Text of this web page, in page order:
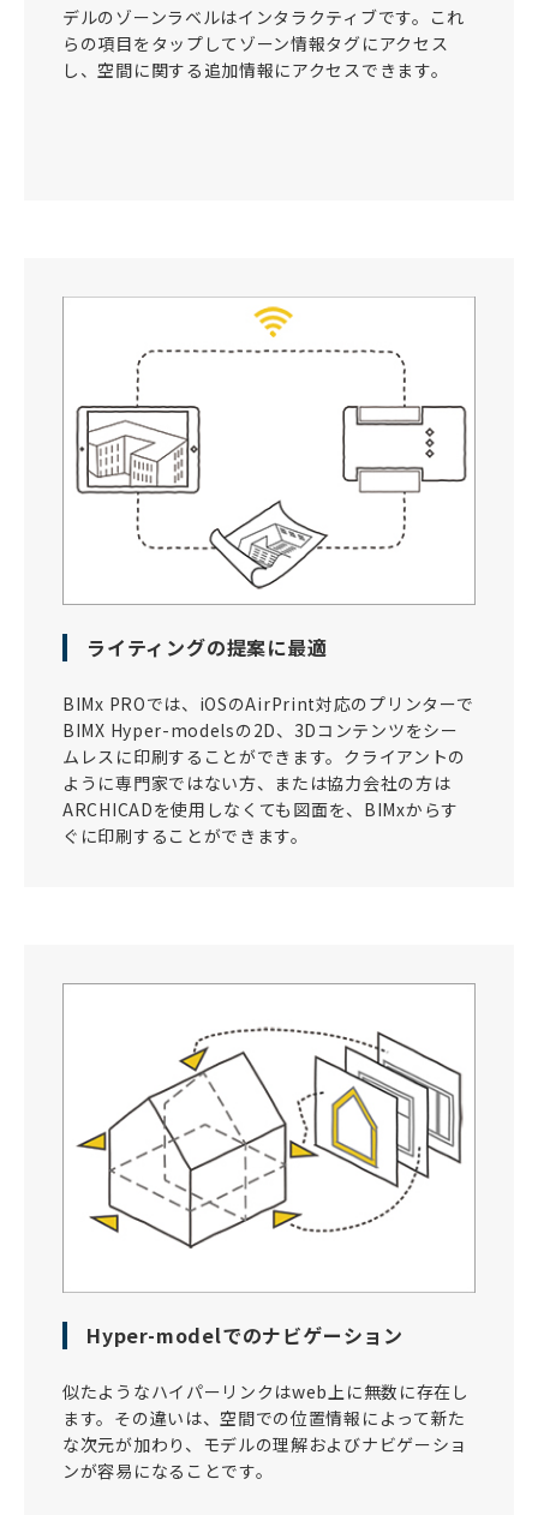
デルのゾーンラベルはインタラクティブです。これ
らの項目をタップしてゾーン情報タグにアクセス
し、空間に関する追加情報にアクセスできます。
ライティングの提案に最適
BIMx PROでは、iOSのAirPrint対応のプリンターで
BIMX Hyper-modelsの2D、3Dコンテンツをシー
ムレスに印刷することができます。クライアントの
ように専門家ではない方、または協力会社の方は
ARCHICADを使用しなくても図面を、BIMxからす
ぐに印刷することができます。
Hyper-modelでのナビゲーション
似たようなハイパーリンクはweb上に無数に存在し
ます。その違いは、空間での位置情報によって新た
な次元が加わり、モデルの理解およびナビゲーショ
ンが容易になることです。